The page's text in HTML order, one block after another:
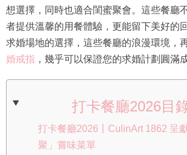
想選擇，同時也適合閨蜜聚會。這些餐廳
者提供溫馨的用餐體驗，更能留下美好的
求婚場地的選擇，這些餐廳的浪漫環境，
婚戒指 ，幾乎可以保證您的求婚計劃圓滿
打卡餐廳2026目
打卡餐廳2026丨CulinArt 1862 呈
聚」嘗味菜單